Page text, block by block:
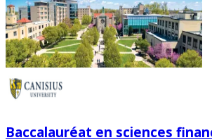
Baccalauréat en sciences